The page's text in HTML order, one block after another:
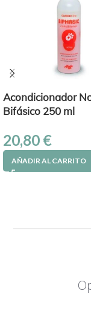
Acondicionador
Bifásico 250 ml
20,80 €
AÑADIR AL CARRITO